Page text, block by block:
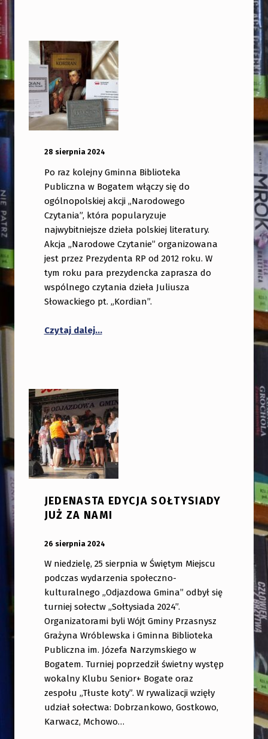
28 sierpnia 2024
Po raz kolejny Gminna Biblioteka
Publiczna w Bogatem włączy się do
ogólnopolskiej akcji „Narodowego
Czytania”, która popularyzuje
najwybitniejsze dzieła polskiej literatury.
Akcja „Narodowe Czytanie” organizowana
jest przez Prezydenta RP od 2012 roku. W
tym roku para prezydencka zaprasza do
wspólnego czytania dzieła Juliusza
Słowackiego pt. „Kordian”.
Czytaj dalej…
JEDENASTA EDYCJA SOŁTYSIADY
JUŻ ZA NAMI
26 sierpnia 2024
W niedzielę, 25 sierpnia w Świętym Miejscu
podczas wydarzenia społeczno-
kulturalnego „Odjazdowa Gmina” odbył się
turniej sołectw „Sołtysiada 2024”.
Organizatorami byli Wójt Gminy Przasnysz
Grażyna Wróblewska i Gminna Biblioteka
Publiczna im. Józefa Narzymskiego w
Bogatem. Turniej poprzedził świetny występ
wokalny Klubu Senior+ Bogate oraz
zespołu „Tłuste koty”. W rywalizacji wzięły
udział sołectwa: Dobrzankowo, Gostkowo,
Karwacz, Mchowo…